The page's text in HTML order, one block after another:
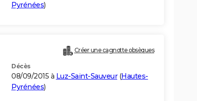
Pyrénées)
Créer une cagnotte obsèques
Décès
08/09/2015 à Luz-Saint-Sauveur(Hautes-
Pyrénées)